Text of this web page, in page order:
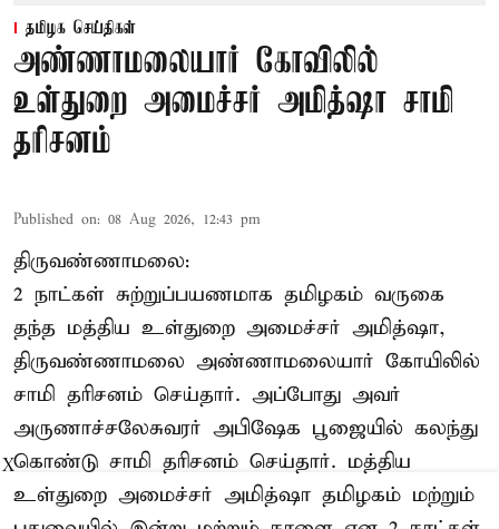
தமிழக செய்திகள்
அண்ணாமலையார் கோவிலில்
உள்துறை அமைச்சர் அமித்ஷா சாமி
தரிசனம்
Published on: 08 Aug 2026, 12:43 pm
திருவண்ணாமலை:
2 நாட்கள் சுற்றுப்பயணமாக தமிழகம் வருகை
தந்த மத்திய உள்துறை அமைச்சர் அமித்ஷா,
திருவண்ணாமலை அண்ணாமலையார் கோயிலில்
சாமி தரிசனம் செய்தார். அப்போது அவர்
அருணாச்சலேசுவரர் அபிஷேக பூஜையில் கலந்து
கொண்டு சாமி தரிசனம் செய்தார். மத்திய
உள்துறை அமைச்சர் அமித்ஷா தமிழகம் மற்றும்
X